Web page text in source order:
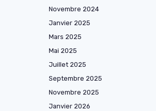
Novembre 2024
Janvier 2025
Mars 2025
Mai 2025
Juillet 2025
Septembre 2025
Novembre 2025
Janvier 2026